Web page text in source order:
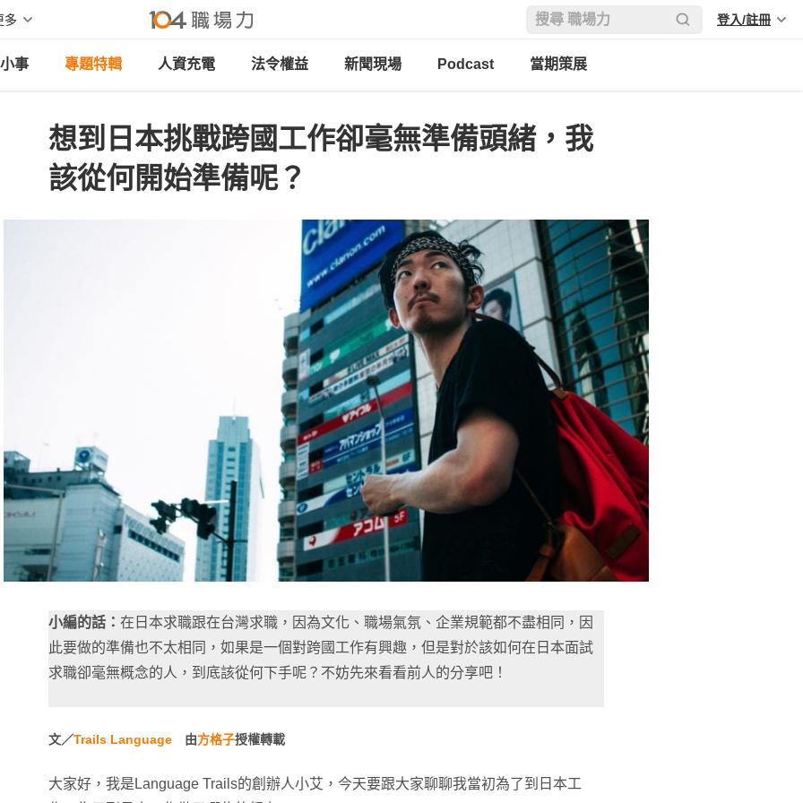
多 登入/註冊
事 專題特輯 人資充電 法令權益 新聞現場 Podcast 當期策展
想到日本挑戰跨國工作卻毫無準備頭緒，我
該從何開始準備呢？
小編的話： 在日本求職跟在台灣求職，因為文化、職場氣氛、企業規範都不盡相同，因
此要做的準備也不太相同，如果是一個對跨國工作有興趣，但是對於該如何在日本面試
求職卻毫無概念的人，到底該從何下手呢？不妨先來看看前人的分享吧！
文／Trails Language 由方格子授權轉載
大家好，我是Language Trails的創辦人小艾，今天要跟大家聊聊我當初為了到日本工